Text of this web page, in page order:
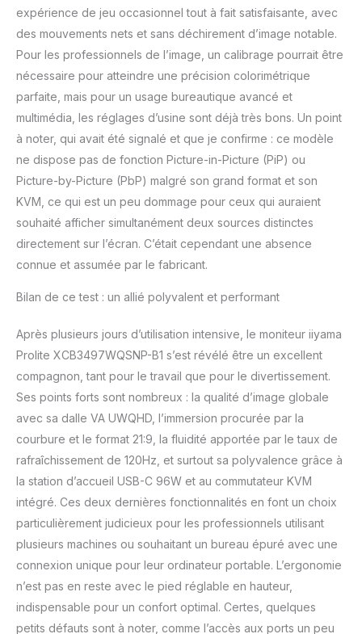
expérience de jeu occasionnel tout à fait satisfaisante, avec
des mouvements nets et sans déchirement d’image notable.
Pour les professionnels de l’image, un calibrage pourrait être
nécessaire pour atteindre une précision colorimétrique
parfaite, mais pour un usage bureautique avancé et
multimédia, les réglages d’usine sont déjà très bons. Un point
à noter, qui avait été signalé et que je confirme : ce modèle
ne dispose pas de fonction Picture-in-Picture (PiP) ou
Picture-by-Picture (PbP) malgré son grand format et son
KVM, ce qui est un peu dommage pour ceux qui auraient
souhaité afficher simultanément deux sources distinctes
directement sur l’écran. C’était cependant une absence
connue et assumée par le fabricant.
Bilan de ce test : un allié polyvalent et performant
Après plusieurs jours d’utilisation intensive, le moniteur iiyama
Prolite XCB3497WQSNP-B1 s’est révélé être un excellent
compagnon, tant pour le travail que pour le divertissement.
Ses points forts sont nombreux : la qualité d’image globale
avec sa dalle VA UWQHD, l’immersion procurée par la
courbure et le format 21:9, la fluidité apportée par le taux de
rafraîchissement de 120Hz, et surtout sa polyvalence grâce à
la station d’accueil USB-C 96W et au commutateur KVM
intégré. Ces deux dernières fonctionnalités en font un choix
particulièrement judicieux pour les professionnels utilisant
plusieurs machines ou souhaitant un bureau épuré avec une
connexion unique pour leur ordinateur portable. L’ergonomie
n’est pas en reste avec le pied réglable en hauteur,
indispensable pour un confort optimal. Certes, quelques
petits défauts sont à noter, comme l’accès aux ports un peu